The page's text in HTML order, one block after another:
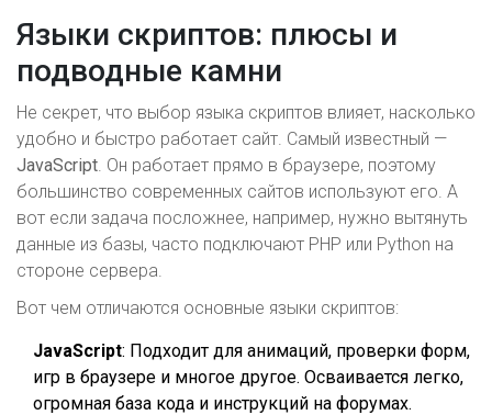
Языки скриптов: плюсы и
подводные камни
Не секрет, что выбор языка скриптов влияет, насколько
удобно и быстро работает сайт. Самый известный —
JavaScript. Он работает прямо в браузере, поэтому
большинство современных сайтов используют его. А
вот если задача посложнее, например, нужно вытянуть
данные из базы, часто подключают PHP или Python на
стороне сервера.
Вот чем отличаются основные языки скриптов:
JavaScript: Подходит для анимаций, проверки форм,
игр в браузере и многое другое. Осваивается легко,
огромная база кода и инструкций на форумах.